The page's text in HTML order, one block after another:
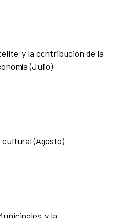
y la contribución de la
(Julio)
cultural (Agosto)
y la